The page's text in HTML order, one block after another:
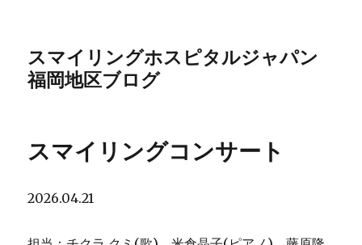
スマイリングホスピタルジャパン
福岡地区ブログ
スマイリングコンサート
2026.04.21